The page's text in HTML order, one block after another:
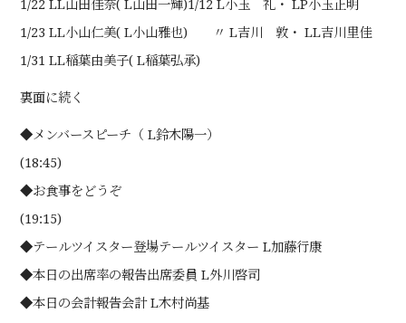
1/22 LL山田佳奈( L山田一輝)1/12 L小玉 礼・ LP小玉正明
1/23 LL小山仁美( L小山雅也) 〃 L吉川 敦・ LL吉川里佳
1/31 LL稲葉由美子( L稲葉弘承)
裏面に続く
◆メンバースピーチ（ L鈴木陽一）
(18:45)
◆お食事をどうぞ
(19:15)
◆テールツイスター登場テールツイスター L加藤行康
◆本日の出席率の報告出席委員 L外川啓司
◆本日の会計報告会計 L木村尚基